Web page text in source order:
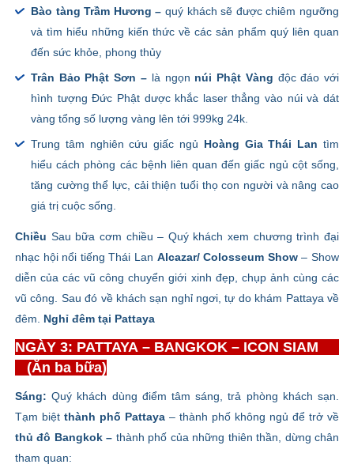
Bào tàng Trầm Hương – quý khách sẽ được chiêm ngưỡng
và tìm hiểu những kiến thức về các sản phẩm quý liên quan
đến sức khỏe, phong thủy
Trân Bảo Phật Sơn – là ngọn núi Phật Vàng độc đáo với
hình tượng Đức Phật dược khắc laser thẳng vào núi và dát
vàng tổng số lượng vàng lên tới 999kg 24k.
Trung tâm nghiên cứu giấc ngủ Hoàng Gia Thái Lan tìm
hiểu cách phòng các bệnh liên quan đến giấc ngủ cột sống,
tăng cường thể lực, cải thiện tuổi thọ con người và nâng cao
giá trị cuộc sống.
Chiều Sau bữa cơm chiều – Quý khách xem chương trình đại
nhạc hội nổi tiếng Thái Lan Alcazar/ Colosseum Show– Show
diễn của các vũ công chuyển giới xinh đẹp, chụp ảnh cùng các
vũ công. Sau đó về khách sạn nghỉ ngơi, tự do khám Pattaya về
đêm. Nghỉ đêm tại Pattaya
NGÀY 3: PATTAYA – BANGKOK – ICON SIAM
(Ăn ba bữa)
Sáng: Quý khách dùng điểm tâm sáng, trả phòng khách sạn.
Tạm biệt thành phố Pattaya– thành phố không ngủ để trở về
thủ đô Bangkok – thành phố của những thiên thần, dừng chân
tham quan: